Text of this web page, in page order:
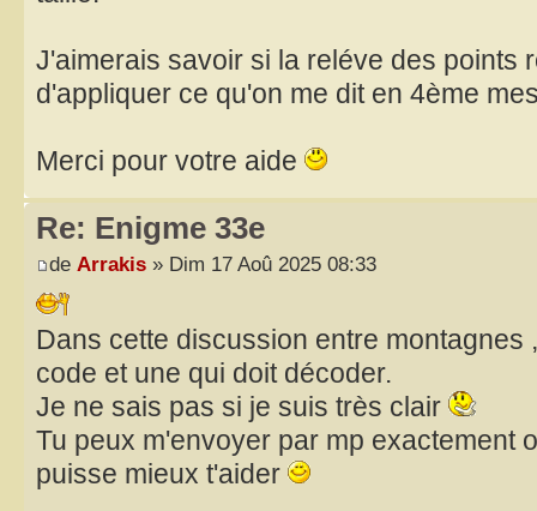
J'aimerais savoir si la reléve des points
d'appliquer ce qu'on me dit en 4ème
Merci pour votre aide
Re: Enigme 33e
de Arrakis » Dim 17 Aoû 2025 08:33
Dans cette discussion entre montagnes
code et une qui doit décoder.
Je ne sais pas si je suis très clair
Tu peux m'envoyer par mp exactement
puisse mieux t'aider